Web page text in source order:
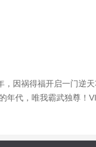
第四部小说
，因祸得福开启一门逆
年代，唯我霸武独尊
要忘记向您QQ群和微